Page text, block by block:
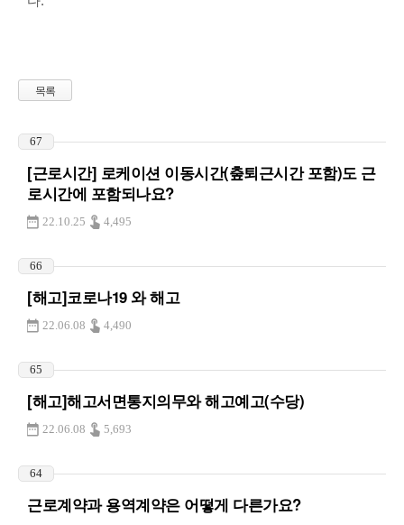
목록
67
[근로시간] 로케이션 이동시간(춮퇴근시간 포함)도 근
로시간에 포함되나요?
22.10.25 4,495
66
[해고]코로나19 와 해고
22.06.08 4,490
65
[해고]해고서면통지의무와 해고예고(수당)
22.06.08 5,693
64
근로계약과 용역계약은 어떻게 다른가요?